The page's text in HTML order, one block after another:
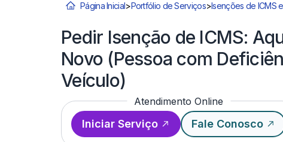
Você está aqui:
Página Inicial>Portfólio de Serviços>Isenções de ICMS
Pedir Isenção de ICMS:
Novo (Pessoa com
Veículo)
Atendimento Online
Iniciar Serviço Fale Conosco